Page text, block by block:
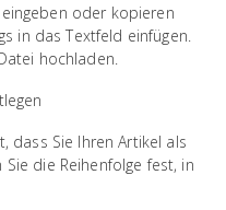
oder kopieren
in das Textfeld einfügen.
hochladen.
dass Sie Ihren Artikel als
die Reihenfolge fest, in